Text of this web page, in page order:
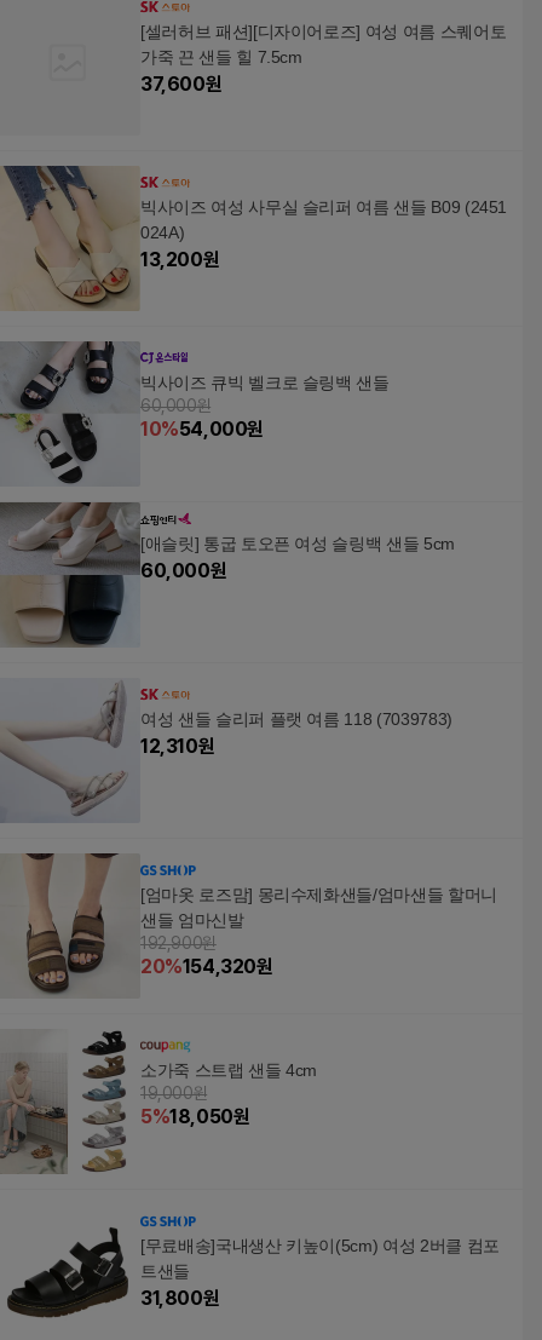
[셀러허브 패션][디자이어로즈] 여성 여름 스퀘어토
가죽 끈 샌들 힐 7.5cm
37,600원
빅사이즈 여성 사무실 슬리퍼 여름 샌들 B09 (2451
024A)
13,200원
빅사이즈 큐빅 벨크로 슬링백 샌들
60,000원
10%54,000원
[애슬릿] 통굽 토오픈 여성 슬링백 샌들 5cm
60,000원
여성 샌들 슬리퍼 플랫 여름 118 (7039783)
12,310원
[엄마옷 로즈맘] 몽리수제화샌들/엄마샌들 할머니
샌들 엄마신발
192,900원
20%154,320원
소가죽 스트랩 샌들 4cm
19,000원
5%18,050원
[무료배송]국내생산 키높이(5cm) 여성 2버클 컴포
트샌들
31,800원